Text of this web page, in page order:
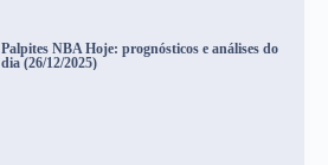
Palpites NBA Hoje: prognósticos e análises do
dia (26/12/2025)